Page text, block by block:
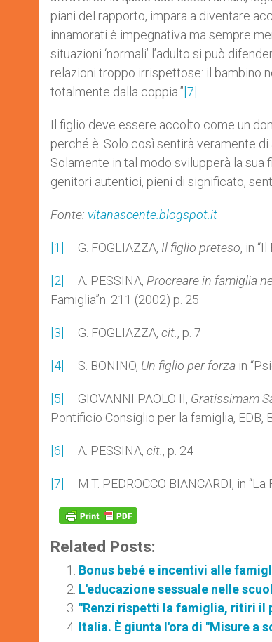
piani del rapporto, impara a diventare
innamorati è impegnativa ma sempre
situazioni ‘normali’ l’adulto si può
relazioni troppo irrispettose: il bambino
totalmente dalla coppia.” [7]
Il figlio deve essere accolto come un
perché è. Solo così sentirà veramente
Solamente in tal modo svilupperà la
genitori autentici, pieni di significato,
Fonte: vitanascente.blogspot.it
[1] G. FOGLIAZZA, Il figlio preteso, in
[2] A. PESSINA, Procreare in famiglia
Famiglia”n. 211 (2002) p. 25
[3] G. FOGLIAZZA, cit. , p. 7
[4] S. BONINO, Un figlio per forza in
[5] GIOVANNI PAOLO II, Gratissimam
Pontificio Consiglio per la famiglia, EDB,
[6] A. PESSINA, cit. , p. 24
[7] M.T. PEDROCCO BIANCARDI, in “La
Related Posts:
Bonus bebé e incentivi alle
L'educazione sessuale nelle
"Renzi rispetti la famiglia, ritiri il
Italia. È giunta l'ora di "Misure a